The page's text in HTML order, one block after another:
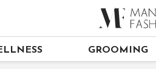
GROOMING